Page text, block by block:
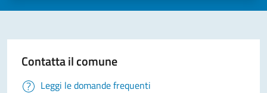
Contatta il comune
Leggi le domande frequenti